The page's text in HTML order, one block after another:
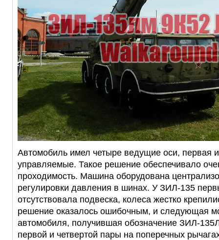
Автомобиль имел четыре ведущие оси, первая
управляемые. Такое решение обеспечивало
проходимость. Машина оборудована
регулировки давления в шинах. У ЗИЛ-135
отсутствовала подвеска, колеса жестко
решение оказалось ошибочным, и следующая
автомобиля, получившая обозначение ЗИЛ-
первой и четвертой пары на поперечных